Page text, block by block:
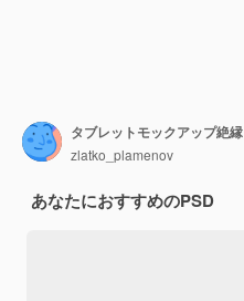
タブレットモックアップ絶縁
zlatko_plamenov
あなたにおすすめのPSD